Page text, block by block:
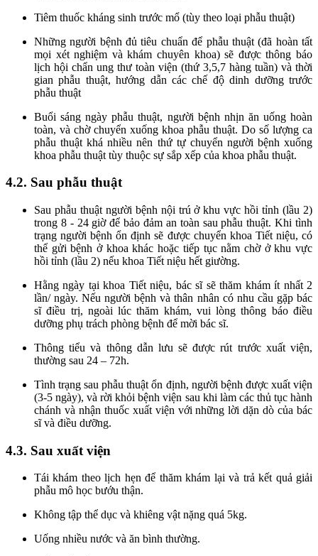
Tiêm thuốc kháng sinh trước mổ (tùy theo loại phẫu thuật)
Những người bệnh đủ tiêu chuẩn để phẫu thuật (đã hoàn tất
mọi xét nghiệm và khám chuyên khoa) sẽ được thông báo
lịch hội chẩn ung thư toàn viện (thứ 3,5,7 hàng tuần) và thời
gian phẫu thuật, hướng dẫn các chế độ dinh dưỡng trước
phẫu thuật
Buổi sáng ngày phẫu thuật, người bệnh nhịn ăn uống hoàn
toàn, và chờ chuyển xuống khoa phẫu thuật. Do số lượng ca
phẫu thuật khá nhiều nên thứ tự chuyển người bệnh xuống
khoa phẫu thuật tùy thuộc sự sắp xếp của khoa phẫu thuật.
4.2. Sau phẫu thuật
Sau phẫu thuật người bệnh nội trú ở khu vực hồi tỉnh (lầu 2)
trong 8 - 24 giờ để bảo đảm an toàn sau phẫu thuật. Khi tình
trạng người bệnh ổn định sẽ được chuyển khoa Tiết niệu, có
thể gửi bệnh ở khoa khác hoặc tiếp tục nằm chờ ở khu vực
hồi tỉnh (lầu 2) nếu khoa Tiết niệu hết giường.
Hằng ngày tại khoa Tiết niệu, bác sĩ sẽ thăm khám ít nhất 2
lần/ ngày. Nếu người bệnh và thân nhân có nhu cầu gặp bác
sĩ điều trị, ngoài lúc thăm khám, vui lòng thông báo điều
dưỡng phụ trách phòng bệnh để mời bác sĩ.
Thông tiểu và thông dẫn lưu sẽ được rút trước xuất viện,
thường sau 24 – 72h.
Tình trạng sau phẫu thuật ổn định, người bệnh được xuất viện
(3-5 ngày), và rời khỏi bệnh viện sau khi làm các thủ tục hành
chánh và nhận thuốc xuất viện với những lời dặn dò của bác
sĩ và điều dưỡng.
4.3. Sau xuất viện
Tái khám theo lịch hẹn để thăm khám lại và trả kết quả giải
phẫu mô học bướu thận.
Không tập thể dục và khiêng vật nặng quá 5kg.
Uống nhiều nước và ăn bình thường.